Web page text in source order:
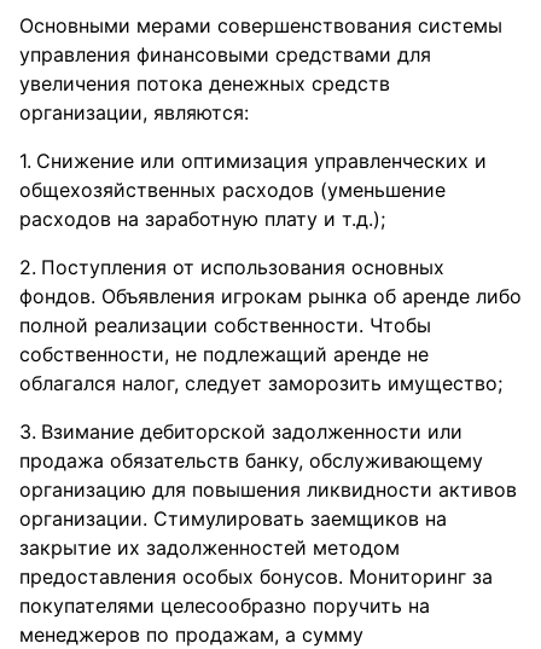
Основными мерами совершенствования системы
управления финансовыми средствами для
увеличения потока денежных средств
организации, являются:
Снижение или оптимизация управленческих и
общехозяйственных расходов (уменьшение
расходов на заработную плату и т.д.);
Поступления от использования основных
фондов. Объявления игрокам рынка об аренде либо
полной реализации собственности. Чтобы
собственности, не подлежащий аренде не
облагался налог, следует заморозить имущество;
Взимание дебиторской задолженности или
продажа обязательств банку, обслуживающему
организацию для повышения ликвидности активов
организации. Стимулировать заемщиков на
закрытие их задолженностей методом
предоставления особых бонусов. Мониторинг за
покупателями целесообразно поручить на
менеджеров по продажам, а сумму